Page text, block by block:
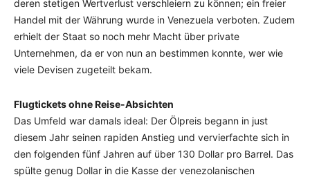
deren stetigen Wertverlust verschleiern zu können; ein freier
Handel mit der Währung wurde in Venezuela verboten. Zudem
erhielt der Staat so noch mehr Macht über private
Unternehmen, da er von nun an bestimmen konnte, wer wie
viele Devisen zugeteilt bekam.
Flugtickets ohne Reise-Absichten
Das Umfeld war damals ideal: Der Ölpreis begann in just
diesem Jahr seinen rapiden Anstieg und vervierfachte sich in
den folgenden fünf Jahren auf über 130 Dollar pro Barrel. Das
spülte genug Dollar in die Kasse der venezolanischen